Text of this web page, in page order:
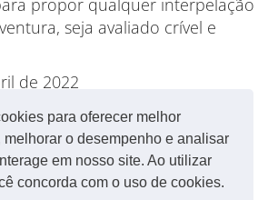
para oferecer melhor
melhorar o desempenho e analisar
em nosso site. Ao utilizar
concorda com o uso de cookies.
seja avaliado crível e
de 2022
CNTE